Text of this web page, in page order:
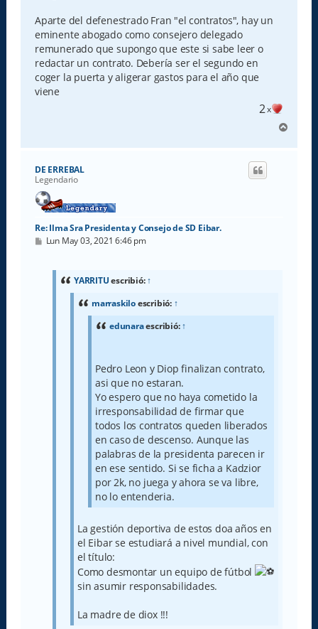
Aparte del defenestrado Fran "el contratos", hay un
eminente abogado como consejero delegado
remunerado que supongo que este si sabe leer o
redactar un contrato. Debería ser el segundo en
coger la puerta y aligerar gastos para el año que
viene
2x
r
DE ERREBAL
Legendario
Re: Ilma Sra Presidenta y Consejo de SD Eibar.
M
Lun May 03, 2021 6:46 pm
YARRITUescribió:↑
marraskiloescribió: ↑
edunaraescribió:↑
Pedro Leon y Diop finalizan contrato,
asi que no estaran.
Yo espero que no haya cometido la
irresponsabilidad de firmar que
todos los contratos queden liberados
en caso de descenso. Aunque las
palabras de la presidenta parecen ir
en ese sentido. Si se ficha a Kadzior
por 2k, no juega y ahora se va libre,
no lo entenderia.
La gestión deportiva de estos doa años en
el Eibar se estudiará a nivel mundial, con
el título:
Como desmontar un equipo de fútbol
sin asumir responsabilidades.
La madre de diox !!!